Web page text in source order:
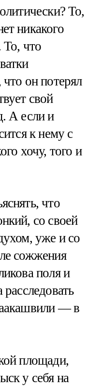
То,
никакого
То, что
он потерял
свой
А если и
к нему с
хочу, того и
что
со своей
уже и со
сожжения
поля и
— в
площади,
у себя на